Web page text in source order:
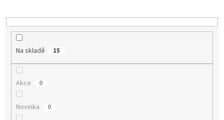
k
t
Na skladě 15
Akce 0
Novinka 0